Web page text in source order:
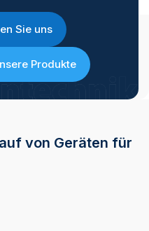
Sie uns
Produkte
von Geräten für